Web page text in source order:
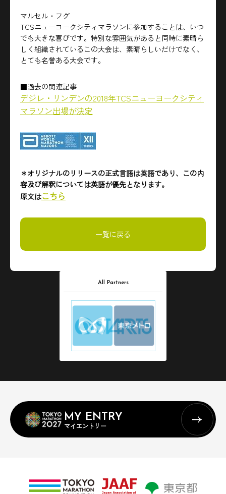
マルセル・フグ
TCSニューヨークシティマラソンに参加することは、いつ
でも大きな喜びです。特別な雰囲気があると同時に素晴ら
しく組織されているこの大会は、素晴らしいだけでなく、
とても名誉ある大会です。
■過去の関連記事
デジレ・リンデンの2018年TCSニューヨークシティ
マラソン出場が決定
＊オリジナルのリリースの正式言語は英語であり、この内
容及び解釈については英語が優先となります。
原文はこちら
一覧に戻る
All Partners
MY ENTRY
マイエントリー